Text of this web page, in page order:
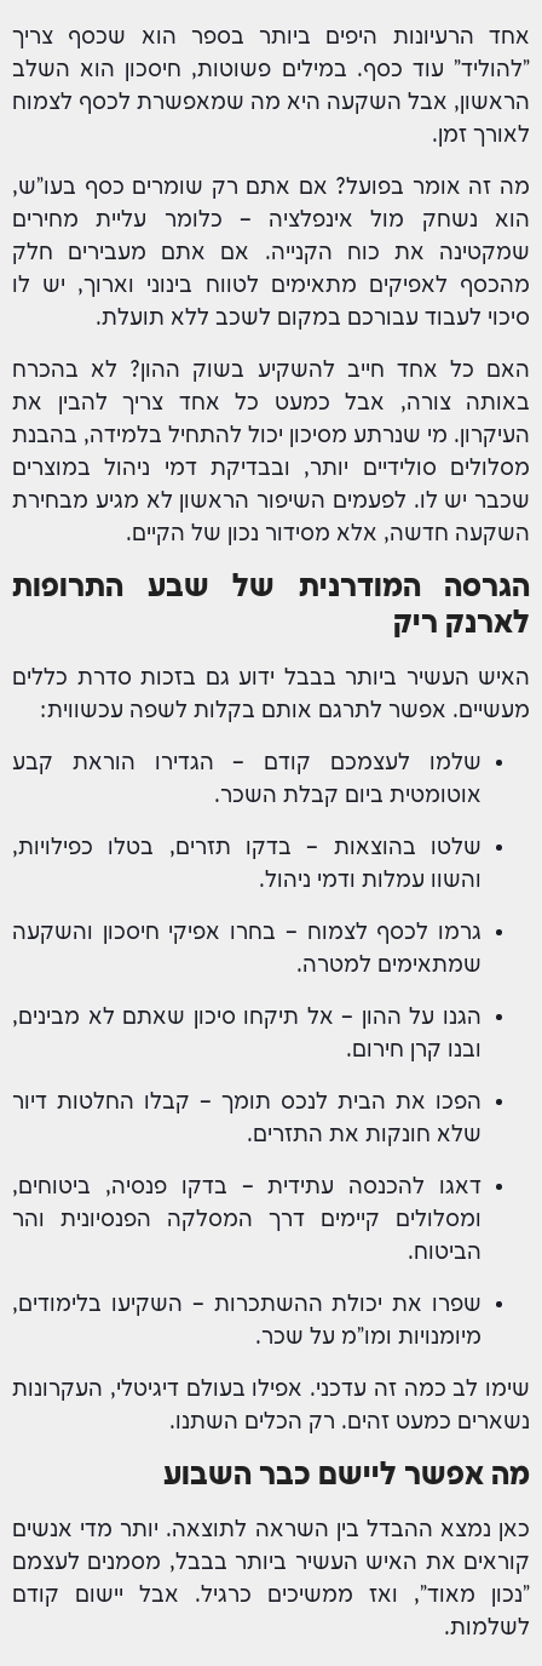
אחד הרעיונות היפים ביותר בספר הוא שכסף צריך
"להוליד" עוד כסף. במילים פשוטות, חיסכון הוא השלב
הראשון, אבל השקעה היא מה שמאפשרת לכסף לצמוח
לאורך זמן.
מה זה אומר בפועל? אם אתם רק שומרים כסף בעו"ש,
הוא נשחק מול אינפלציה – כלומר עליית מחירים
שמקטינה את כוח הקנייה. אם אתם מעבירים חלק
מהכסף לאפיקים מתאימים לטווח בינוני וארוך, יש לו
סיכוי לעבוד עבורכם במקום לשכב ללא תועלת.
האם כל אחד חייב להשקיע בשוק ההון? לא בהכרח
באותה צורה, אבל כמעט כל אחד צריך להבין את
העיקרון. מי שנרתע מסיכון יכול להתחיל בלמידה, בהבנת
מסלולים סולידיים יותר, ובבדיקת דמי ניהול במוצרים
שכבר יש לו. לפעמים השיפור הראשון לא מגיע מבחירת
השקעה חדשה, אלא מסידור נכון של הקיים.
הגרסה המודרנית של שבע התרופות
לארנק ריק
האיש העשיר ביותר בבבל ידוע גם בזכות סדרת כללים
מעשיים. אפשר לתרגם אותם בקלות לשפה עכשווית:
שלמו לעצמכם קודם – הגדירו הוראת קבע
אוטומטית ביום קבלת השכר.
שלטו בהוצאות – בדקו תזרים, בטלו כפילויות,
והשוו עמלות ודמי ניהול.
גרמו לכסף לצמוח – בחרו אפיקי חיסכון והשקעה
שמתאימים למטרה.
הגנו על ההון – אל תיקחו סיכון שאתם לא מבינים,
ובנו קרן חירום.
הפכו את הבית לנכס תומך – קבלו החלטות דיור
שלא חונקות את התזרים.
דאגו להכנסה עתידית – בדקו פנסיה, ביטוחים,
ומסלולים קיימים דרך המסלקה הפנסיונית והר
הביטוח.
שפרו את יכולת ההשתכרות – השקיעו בלימודים,
מיומנויות ומו"מ על שכר.
שימו לב כמה זה עדכני. אפילו בעולם דיגיטלי, העקרונות
נשארים כמעט זהים. רק הכלים השתנו.
מה אפשר ליישם כבר השבוע
כאן נמצא ההבדל בין השראה לתוצאה. יותר מדי אנשים
קוראים את האיש העשיר ביותר בבבל, מסמנים לעצמם
"נכון מאוד", ואז ממשיכים כרגיל. אבל יישום קודם
לשלמות.